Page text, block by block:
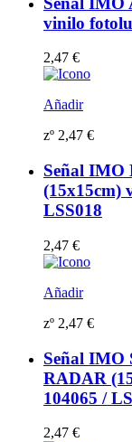
vinilo
2,47 €
Añadir
zº 2,47 €
Señal
(15x15cm)
LSS018
2,47 €
Añadir
zº 2,47 €
Señal IMO
RADAR
104065 /
2,47 €